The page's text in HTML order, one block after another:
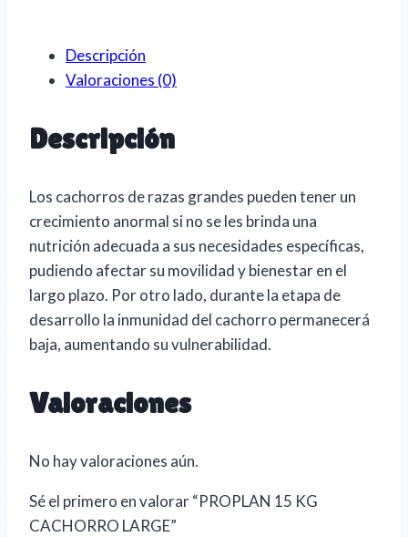
cantidadDescripción
Valoraciones (0)
Descripción
Los cachorros de razas grandes pueden tener un
crecimiento anormal si no se les brinda una
nutrición adecuada a sus necesidades específicas,
pudiendo afectar su movilidad y bienestar en el
largo plazo. Por otro lado, durante la etapa de
desarrollo la inmunidad del cachorro permanecerá
baja, aumentando su vulnerabilidad.
Valoraciones
No hay valoraciones aún.
Sé el primero en valorar “PROPLAN 15 KG
CACHORRO LARGE”